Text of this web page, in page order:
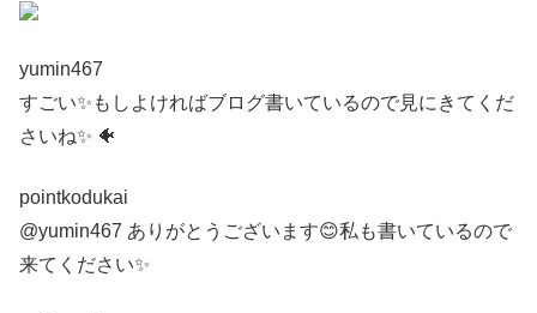
yumin467
すごい✨もしよければブログ書いているので見にきてくだ
さいね✨ 🐠
pointkodukai
@yumin467 ありがとうございます😊私も書いているので
来てください✨